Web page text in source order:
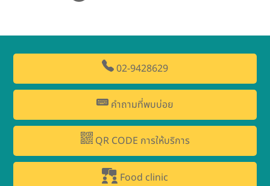
02-9428629
คำถามที่พบบ่อย
QR CODE การให้บริการ
Food clinic